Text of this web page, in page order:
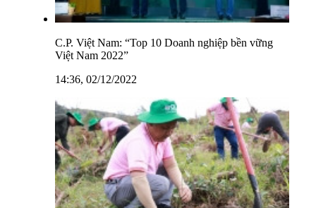
C.P. Việt Nam: “Top 10 Doanh nghiệp bền vững
Việt Nam 2022”
14:36, 02/12/2022